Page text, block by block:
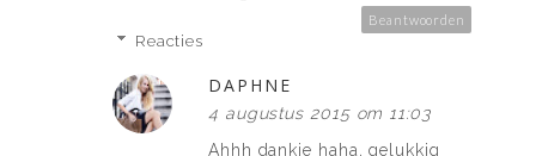
Beantwoorden
Reacties
DAPHNE
4 augustus 2015 om 11:03
Ahhh dankje haha, gelukkig